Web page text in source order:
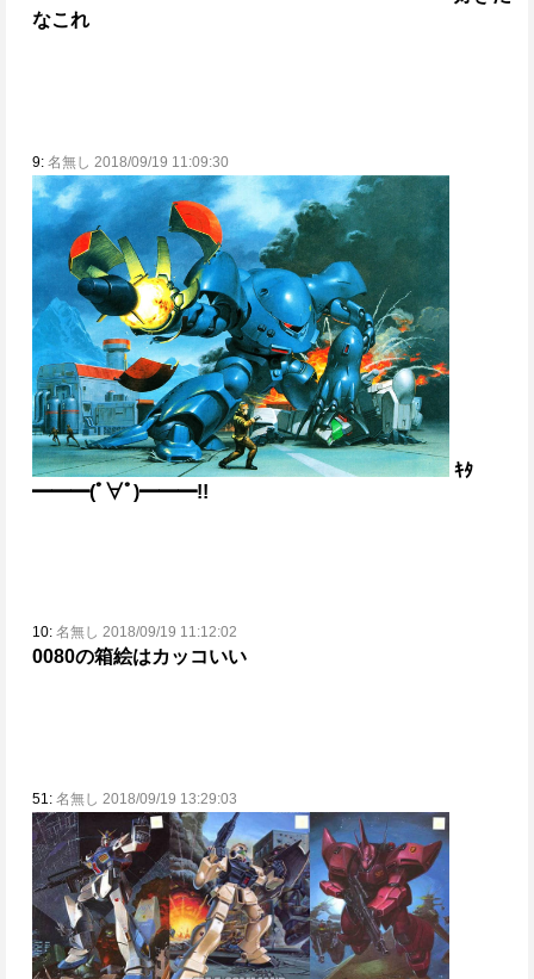
なこれ
9: 名無し 2018/09/19 11:09:30
ｷﾀ
━━━(ﾟ∀ﾟ)━━━!!
10: 名無し 2018/09/19 11:12:02
0080の箱絵はカッコいい
51: 名無し 2018/09/19 13:29:03